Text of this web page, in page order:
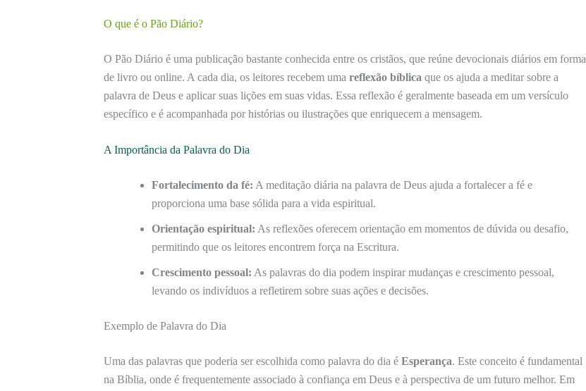
O que é o Pão Diário?
O Pão Diário é uma publicação bastante conhecida entre os cristãos, que reúne devocionais diários em forma
de livro ou online. A cada dia, os leitores recebem uma reflexão bíblica que os ajuda a meditar sobre a
palavra de Deus e aplicar suas lições em suas vidas. Essa reflexão é geralmente baseada em um versículo
específico e é acompanhada por histórias ou ilustrações que enriquecem a mensagem.
A Importância da Palavra do Dia
Fortalecimento da fé: A meditação diária na palavra de Deus ajuda a fortalecer a fé e
proporciona uma base sólida para a vida espiritual.
Orientação espiritual: As reflexões oferecem orientação em momentos de dúvida ou desafio,
permitindo que os leitores encontrem força na Escritura.
Crescimento pessoal: As palavras do dia podem inspirar mudanças e crescimento pessoal,
levando os indivíduos a refletirem sobre suas ações e decisões.
Exemplo de Palavra do Dia
Uma das palavras que poderia ser escolhida como palavra do dia é Esperança. Este conceito é fundamental
na Bíblia, onde é frequentemente associado à confiança em Deus e à perspectiva de um futuro melhor. Em